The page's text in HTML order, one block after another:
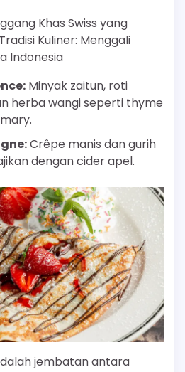
Minyak zaitun, roti
herba wangi seperti thyme
Crêpe manis dan gurih
dengan cider apel.
jembatan antara